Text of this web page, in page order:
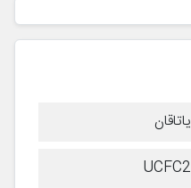
یاتاقان
UCFC2